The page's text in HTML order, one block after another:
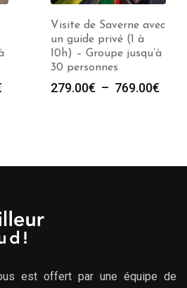
769.00€
Visite de Strasbourg
avec un guide privé (1
à 10h) – Groupe
jusqu’à 30 personnes
279.00€ – 769.00€
est offert par une équipe de